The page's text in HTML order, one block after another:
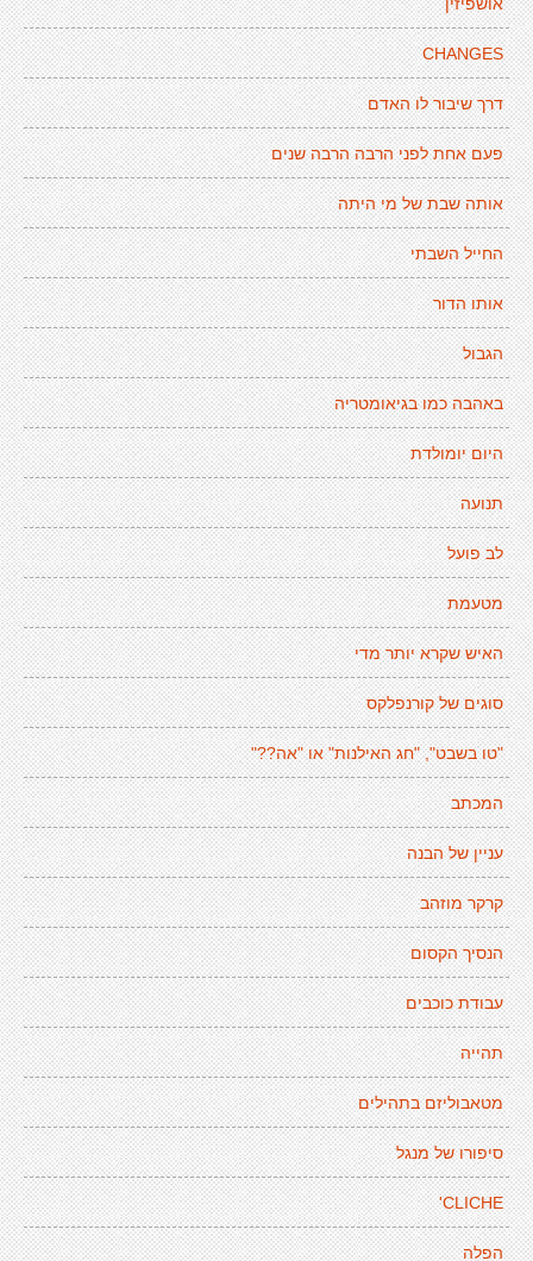
CHANGES
דרך שיבור לו האדם
פעם אחת לפני הרבה הרבה שנים
אותה שבת של מי היתה
החייל השבתי
אותו הדור
הגבול
באהבה כמו בגיאומטריה
היום יומולדת
תנועה
לב פועל
מטעמת
האיש שקרא יותר מדי
סוגים של קורנפלקס
"טו בשבט", "חג האילנות" או "אה??"
המכתב
עניין של הבנה
קרקר מוזהב
הנסיך הקסום
עבודת כוכבים
תהייה
מטאבוליזם בתהילים
סיפורו של מנגל
CLICHE'
הפלה